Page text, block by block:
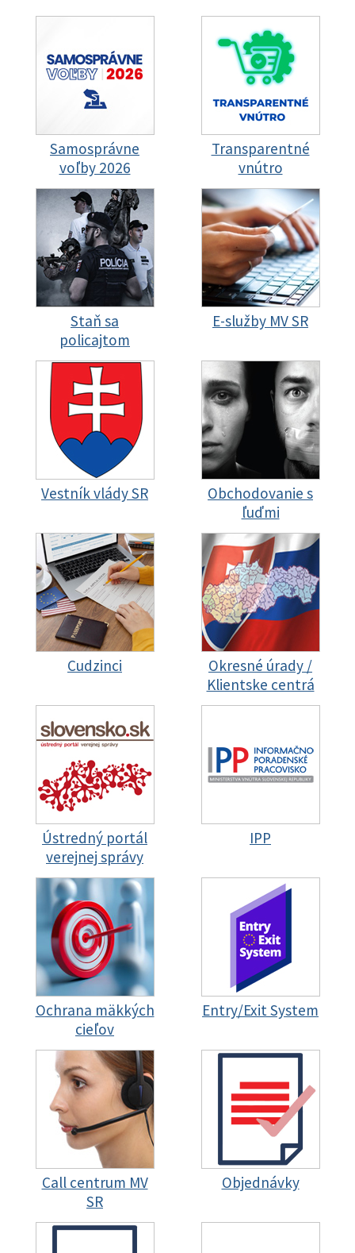
Samosprávne
voľby 2026
Transparentné
vnútro
Staň sa
policajtom
E-služby MV SR
Vestník vlády SR
Obchodovanie s
ľuďmi
Cudzinci
Okresné úrady /
Klientske centrá
Ústredný portál
verejnej správy
IPP
Ochrana mäkkých
cieľov
Entry/Exit System
Call centrum MV
SR
Objednávky